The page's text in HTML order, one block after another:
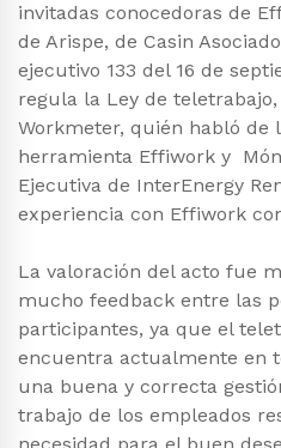
invitadas conocedoras de
de Arispe, de Casin
ejecutivo 133 del 16 de
regula la Ley de
Workmeter, quién habló de
herramienta Effiwork y
Ejecutiva de InterEnergy
experiencia con Effiwork
La valoración del acto fue
mucho feedback entre las
participantes, ya que el
encuentra actualmente en
una buena y correcta
trabajo de los empleados